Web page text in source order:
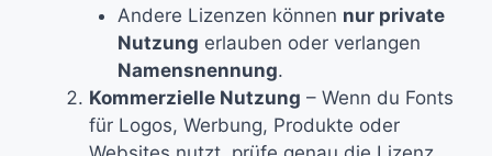
Andere Lizenzen können nur private
Nutzung erlauben oder verlangen
Namensnennung.
Kommerzielle Nutzung – Wenn du Fonts
für Logos, Werbung, Produkte oder